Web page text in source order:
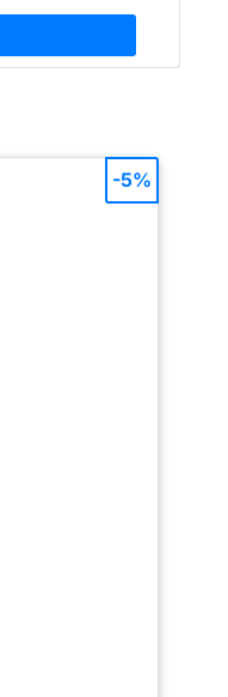
-5%